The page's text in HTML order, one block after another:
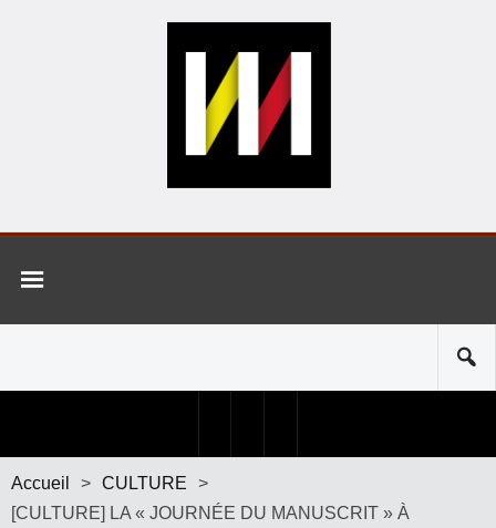
Accueil > CULTURE
>
[CULTURE] LA « JOURNÉE DU MANUSCRIT » À